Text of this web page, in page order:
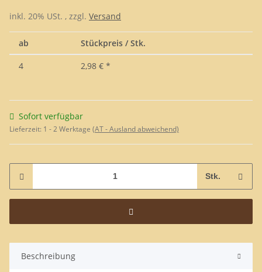
inkl. 20% USt. , zzgl. Versand
ab Stückpreis / Stk.
4 2,98 € *
Sofort verfügbar
Lieferzeit: 1 - 2 Werktage (AT - Ausland abweichend)
Stk.
Beschreibung